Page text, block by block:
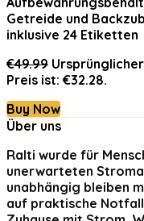
Getreide und
inklusive 24 Etiketten
€49.99
Preis ist: €32.28.
Buy Now
Über uns
Ralti wurde für
unerwarteten
unabhängig bleiben
auf praktische